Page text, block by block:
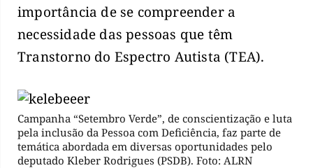
importância de se compreender a
necessidade das pessoas que têm
Transtorno do Espectro Autista (TEA).
Campanha “Setembro Verde”, de conscientização e luta
pela inclusão da Pessoa com Deficiência, faz parte de
temática abordada em diversas oportunidades pelo
deputado Kleber Rodrigues (PSDB). Foto: ALRN